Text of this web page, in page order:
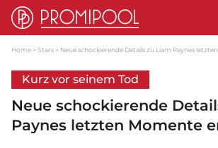
Home Stars Neue schockierende Details zu Liam Paynes
Kurz vor seinem Tod
Neue schockierende
Paynes letzten Momente